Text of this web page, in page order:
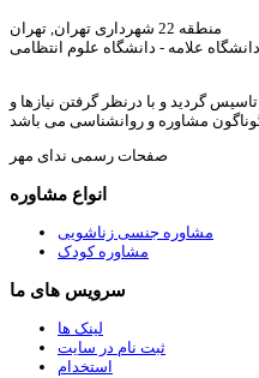
منطقه 22 شهرداری تهران, تهران
علامه - دانشگاه علوم انتظامی
ندای مهر با هدف ارائه خدمات مشاوره خانواده, روانشناسی, رواندرمانی, روانشناسی کودک, مشاوره ازدواج, مشاوره طلاق, مشاوره آنلاین, و ارائه مقالات و متون با کیفیت در حوزه روانشناسی در سال 1389 تاسیس گردید و با درنظر گرفتن نیازها و
مشاوره و روانشناسی می باشد
صفحات رسمی ندای مهر
انواع مشاوره
مشاوره جنسی زناشویی
مشاوره کودک
سرویس های ما
لینک ها
ثبت نام در سایت
استخدام